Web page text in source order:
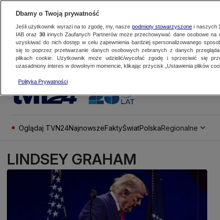
Oglądaj TVN24NajnowszeFaktyŚwiatPolskaRegionalne
LINDSEY GRAHAM
Dbamy o Twoją prywatność
Jeśli użytkownik wyrazi na to zgodę, my, nasze podmioty stowarzyszonei naszych
IAB oraz 30innych Zaufanych Partnerów może przechowywać dane osobowe na
uzyskiwać do nich dostęp w celu zapewnienia bardziej spersonalizowanego
się to poprzez przetwarzanie danych osobowych zebranych z danych
plikach cookie. Użytkownik może udzielić/wycofać zgodę i sprzeciwić się
uzasadniony interes w dowolnym momencie, klikając przycisk „Ustawienia plików
Polityka Prywatności